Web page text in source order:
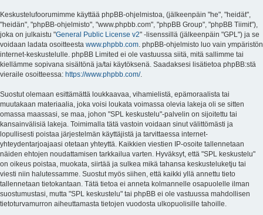
Keskustelufoorumimme käyttää phpBB-ohjelmistoa, (jälkeenpäin "he", "heidät",
"heidän", "phpBB-ohjelmisto", "www.phpbb.com", "phpBB Group", "phpBB Tiimit"),
joka on julkaistu "General Public License v2" -lisenssillä (jälkeenpäin "GPL") ja se
voidaan ladata osoitteesta www.phpbb.com. phpBB-ohjelmisto luo vain ympäristön
internet-keskustelulle. phpBB Limited ei ole vastuussa siitä, mitä sallimme tai
kiellämme sopivana sisältönä ja/tai käytöksenä. Saadaksesi lisätietoa phpBB:stä
vieraile osoitteessa: https://www.phpbb.com/.
Suostut olemaan esittämättä loukkaavaa, vihamielistä, epämoraalista tai
muutakaan materiaalia, joka voisi loukata voimassa olevia lakeja oli se sitten
omassa maassasi, se maa, johon "SPL keskustelu"-palvelin on sijoitettu tai
kansainvälisiä lakeja. Toimimalla tätä vastoin voidaan sinut välittömästi ja
lopullisesti poistaa järjestelmän käyttäjistä ja tarvittaessa internet-
yhteydentarjoajaasi otetaan yhteyttä. Kaikkien viestien IP-osoite tallennetaan
näiden ehtojen noudattamisen tarkkailua varten. Hyväksyt, että "SPL keskustelu"
on oikeus poistaa, muokata, siirtää ja sulkea mikä tahansa keskusteluketju tai
viesti niin halutessamme. Suostut myös siihen, että kaikki yllä annettu tieto
tallennetaan tietokantaan. Tätä tietoa ei anneta kolmannelle osapuolelle ilman
suostumustasi, mutta "SPL keskustelu" tai phpBB ei ole vastuussa mahdollisen
tietoturvamurron aiheuttamasta tietojen vuodosta ulkopuolisille tahoille.